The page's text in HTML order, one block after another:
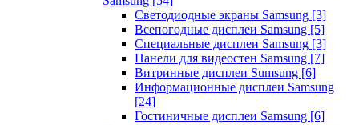
Светодиодные экраны Samsung [3]
Всепогодные дисплеи Samsung [5]
Специальные дисплеи Samsung [3]
Панели для видеостен Samsung [7]
Витринные дисплеи Sumsung [6]
Информационные дисплеи Samsung
[24]
Гостиничные дисплеи Samsung [6]